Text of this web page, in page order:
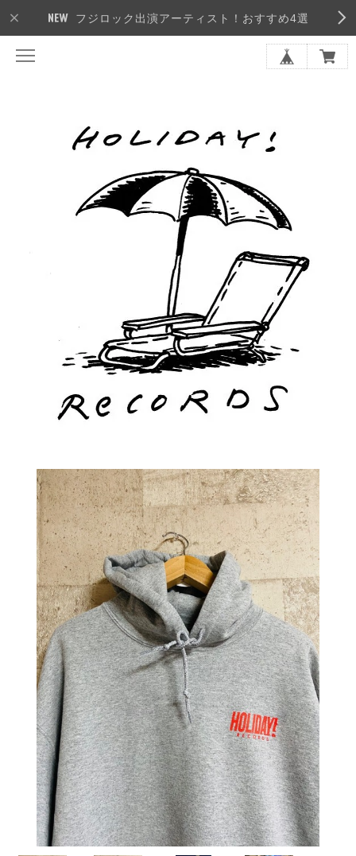
フジロック出演アーティスト！おすすめ4選